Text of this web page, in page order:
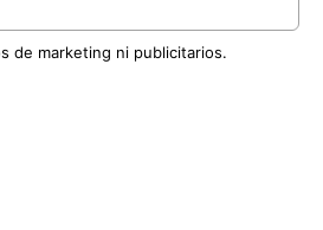
de marketing ni publicitarios.